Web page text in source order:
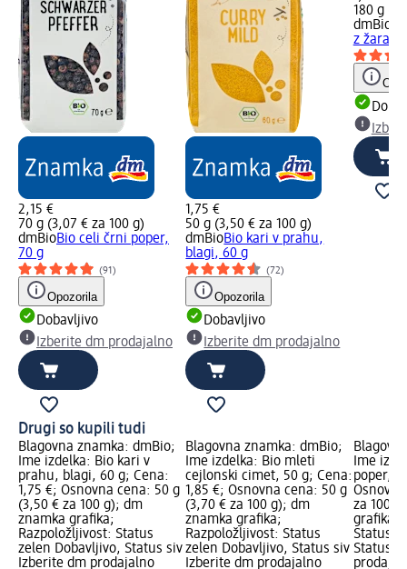
2,15 €
70 g (3,07 € za 100 g)
dmBioBio celi črni poper,
70 g
(91)
Opozorila
Dobavljivo
Izberite dm prodajalno
1,75 €
50 g (3,50 € za 100 g)
dmBioBio kari v prahu,
blagi, 60 g
(72)
Opozorila
Dobavljivo
Izberite dm prodajalno
180 g
dmBio
z žara,
Drugi so kupili tudi
Blagovna znamka: dmBio;
Ime izdelka: Bio kari v
prahu, blagi, 60 g; Cena:
1,75 €; Osnovna cena: 50 g
(3,50 € za 100 g); dm
znamka grafika;
Razpoložljivost: Status
zelen Dobavljivo, Status siv
Izberite dm prodajalno
Blagovna znamka: dmBio;
Ime izdelka: Bio mleti
cejlonski cimet, 50 g; Cena:
1,85 €; Osnovna cena: 50 g
(3,70 € za 100 g); dm
znamka grafika;
Razpoložljivost: Status
zelen Dobavljivo, Status siv
Izberite dm prodajalno
Ime
poper,
za 100
grafika;
Status
Status